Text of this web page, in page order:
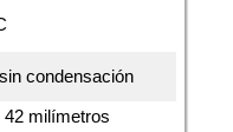
condensación
42 milímetros